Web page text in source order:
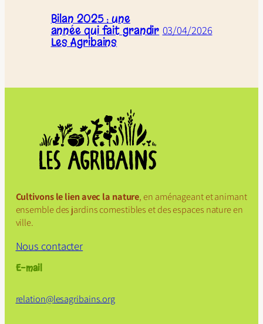
Bilan 2025 : une
année qui fait grandir
Les Agribains
03/04/2026
Cultivons le lien avec la nature, en aménageant et animant
ensemble des jardins comestibles et des espaces nature en
ville.
Nous contacter
E-mail
relation@lesagribains.org